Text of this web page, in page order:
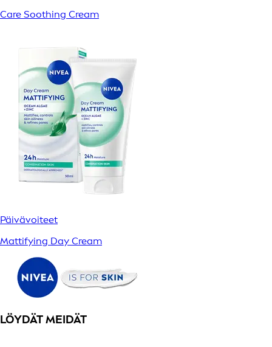
Care Soothing Cream
Päivävoiteet
Mattifying Day Cream
LÖYDÄT MEIDÄT